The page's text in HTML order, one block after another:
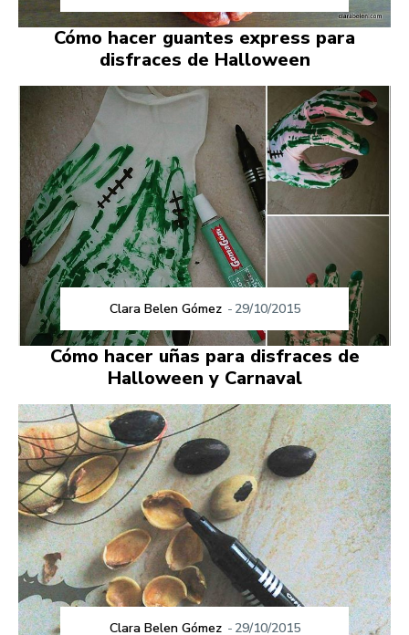
Cómo hacer guantes express para
disfraces de Halloween
Clara Belen Gómez - 29/10/2015
Cómo hacer uñas para disfraces de
Halloween y Carnaval
Clara Belen Gómez - 29/10/2015